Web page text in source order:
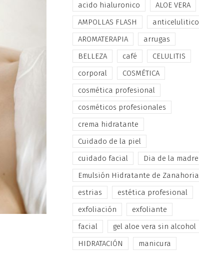
acido hialuronico
ALOE VERA
AMPOLLAS FLASH
anticelulitico
AROMATERAPIA
arrugas
BELLEZA
café
CELULITIS
corporal
COSMÉTICA
cosmética profesional
cosméticos profesionales
crema hidratante
Cuidado de la piel
cuidado facial
Dia de la madre
Emulsión Hidratante de Zanahoria
estrias
estética profesional
exfoliación
exfoliante
facial
gel aloe vera sin alcohol
HIDRATACIÓN
manicura